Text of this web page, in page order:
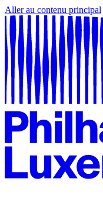
Aller au contenu principal